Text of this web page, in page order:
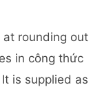
rounding out
in công thức
is supplied as